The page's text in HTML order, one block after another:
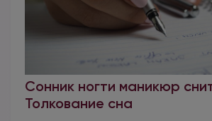
Сонник ногти маникюр
Толкование сна